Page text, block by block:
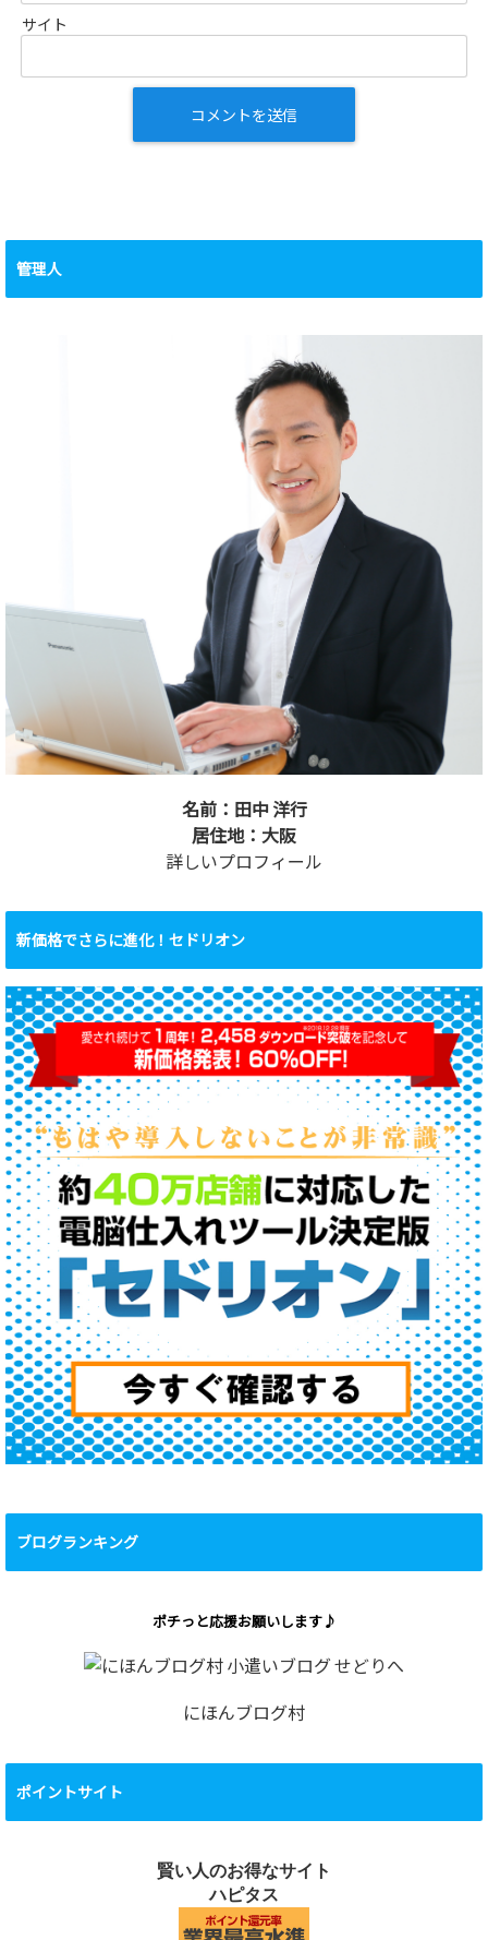
サイト
管理人
名前：田中 洋行
居住地：大阪
詳しいプロフィール
新価格でさらに進化！セドリオン
ブログランキング
ポチっと応援お願いします♪
にほんブログ村
ポイントサイト
賢い人のお得なサイト
ハピタス